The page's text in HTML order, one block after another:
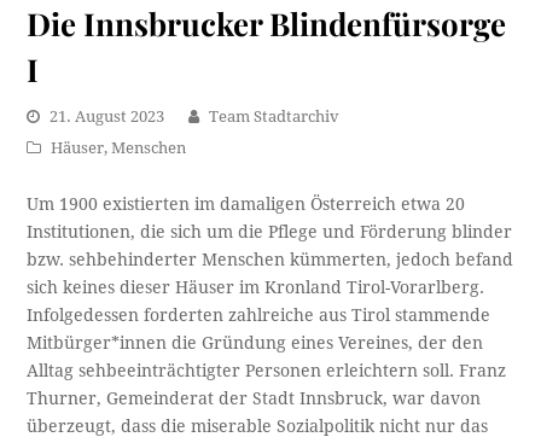
Die Innsbrucker Blindenfürsorge
I
21. August 2023
Team Stadtarchiv
Häuser,Menschen
Um 1900 existierten im damaligen Österreich etwa 20
Institutionen, die sich um die Pflege und Förderung blinder
bzw. sehbehinderter Menschen kümmerten, jedoch befand
sich keines dieser Häuser im Kronland Tirol-Vorarlberg.
Infolgedessen forderten zahlreiche aus Tirol stammende
Mitbürger*innen die Gründung eines Vereines, der den
Alltag sehbeeinträchtigter Personen erleichtern soll. Franz
Thurner, Gemeinderat der Stadt Innsbruck, war davon
überzeugt, dass die miserable Sozialpolitik nicht nur das